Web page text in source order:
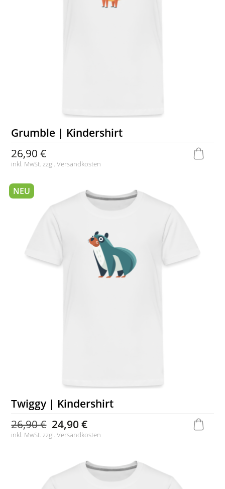
Grumble | Kindershirt
26,90 €
inkl. MwSt. zzgl.Versandkosten
Twiggy | Kindershirt
26,90 € 24,90 €
inkl. MwSt. zzgl.Versandkosten
NEU